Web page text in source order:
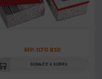
MP: 1170 RSD
DODAJTE U KORPU